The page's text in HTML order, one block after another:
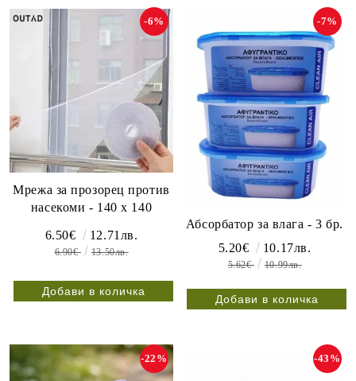
Мрежа за прозорец против
насекоми - 140 х 140
-6%
6.50€ 12.71лв.
6.90€ 13.50лв.
Абсорбатор за влага - 3 бр.
-7%
5.20€ 10.17лв.
5.62€ 10.99лв.
-22% -43%